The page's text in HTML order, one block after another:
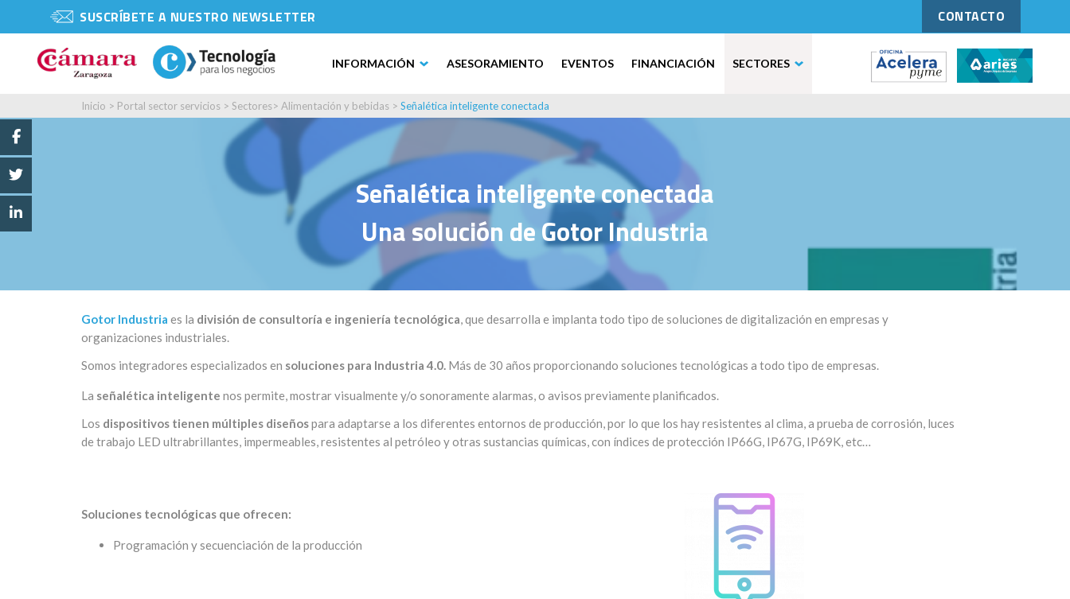
SUSCRÍBETE A NUESTRO NEWSLETTER CONTACTO
INFORMACIÓN ASESORAMIENTO EVENTOS FINANCIACIÓN SECTORES
Inicio > Portal sector servicios > Sectores> Alimentación y bebidas > Señalética inteligente conectada
Señalética inteligente conectada
Una solución de Gotor Industria
Gotor Industria es la división de consultoría e ingeniería tecnológica, que desarrolla e implanta todo tipo de soluciones de digitalización en empresas y
organizaciones industriales.
Somos integradores especializados en soluciones para Industria 4.0. Más de 30 años proporcionando soluciones tecnológicas a todo tipo de empresas.
La señalética inteligente nos permite, mostrar visualmente y/o sonoramente alarmas, o avisos previamente planificados.
Los dispositivos tienen múltiples diseñospara adaptarse a los diferentes entornos de producción, por lo que los hay resistentes al clima, a prueba de corrosión, luces
de trabajo LED ultrabrillantes, impermeables, resistentes al petróleo y otras sustancias químicas, con índices de protección IP66G, IP67G, IP69K, etc…
Soluciones tecnológicas que ofrecen:
Programación y secuenciación de la producción